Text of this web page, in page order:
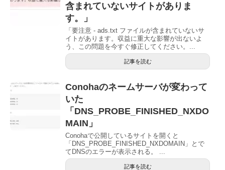
含まれていないサイトがありま
す。」
「要注意 - ads.txt ファイルが含まれていないサ
イトがあります。収益に重大な影響が出ないよ
う、この問題を今すぐ修正してください。...
記事を読む
Conohaのネームサーバが変わって
いた
「DNS_PROBE_FINISHED_NXDO
MAIN」
Conohaで公開しているサイトを開くと
「DNS_PROBE_FINISHED_NXDOMAIN」とで
てDNSのエラーが表示される。 ...
記事を読む